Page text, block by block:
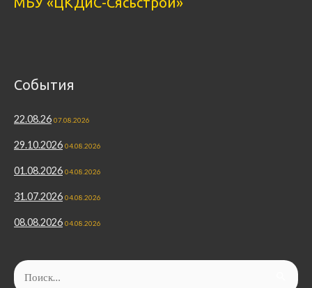
События
22.08.26 07.08.2026
29.10.2026 04.08.2026
01.08.2026 04.08.2026
31.07.2026 04.08.2026
08.08.2026 04.08.2026